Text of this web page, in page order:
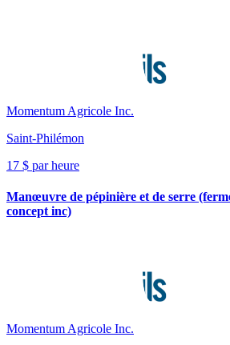
Momentum Agricole Inc.
Saint-Philémon
17 $ par heure
Manœuvre de pépinière et de serre
concept inc)
Momentum Agricole Inc.